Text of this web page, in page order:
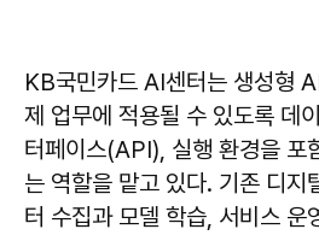
KB국민카드 AI센터는 생성형
제 업무에 적용될 수 있도록 데
터페이스(API), 실행 환경을 포
는 역할을 맡고 있다. 기존 디지
터 수집과 모델 학습, 서비스 운